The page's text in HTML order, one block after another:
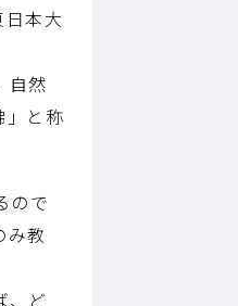
本大
自然
」と称
ので
み教
、ど